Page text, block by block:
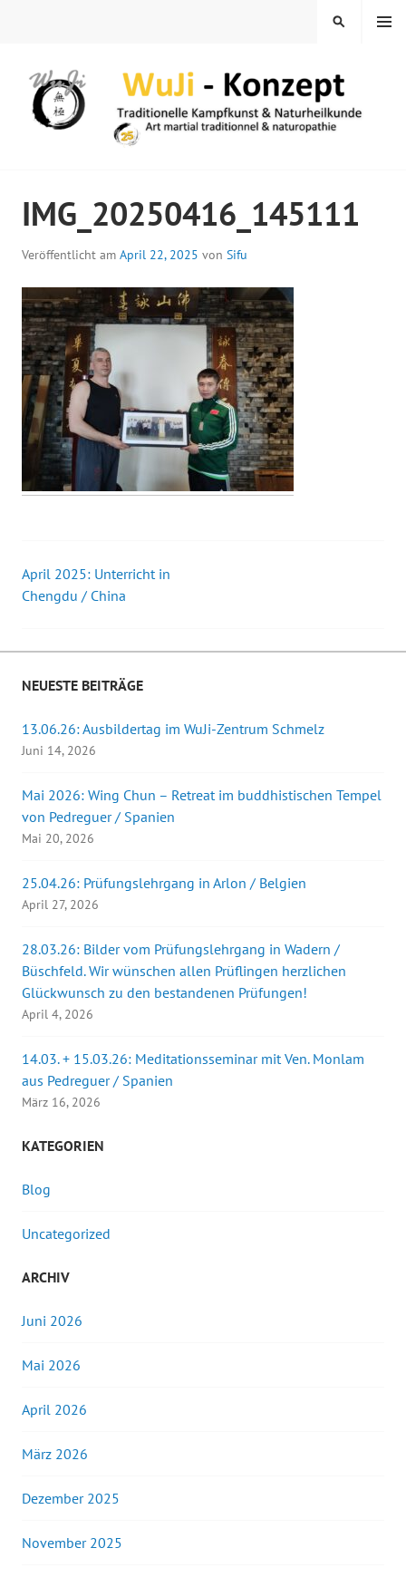
MENÜ
SUCHEN
IMG_20250416_145111
Veröffentlicht am April 22, 2025 von Sifu
Beitrags-
April 2025: Unterricht in
Chengdu / China
NEUESTE BEITRÄGE
13.06.26: Ausbildertag im WuJi-Zentrum Schmelz
Juni 14, 2026
Mai 2026: Wing Chun – Retreat im buddhistischen Tempel
von Pedreguer / Spanien
Mai 20, 2026
25.04.26: Prüfungslehrgang in Arlon / Belgien
April 27, 2026
28.03.26: Bilder vom Prüfungslehrgang in Wadern /
Büschfeld. Wir wünschen allen Prüflingen herzlichen
Glückwunsch zu den bestandenen Prüfungen!
April 4, 2026
14.03. + 15.03.26: Meditationsseminar mit Ven. Monlam
aus Pedreguer / Spanien
März 16, 2026
KATEGORIEN
Blog
Uncategorized
ARCHIV
Juni 2026
Mai 2026
April 2026
März 2026
Dezember 2025
November 2025